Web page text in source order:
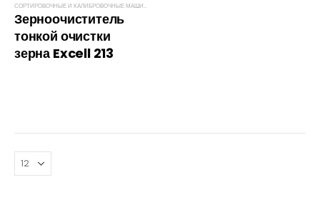
СОРТИРОВОЧНЫЕ И КАЛИБРОВОЧНЫЕ МАШИНЫ EXCELL
Зерноочиститель
тонкой очистки
зерна Excell 213